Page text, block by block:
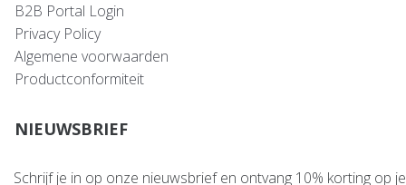
B2B Portal Login
Privacy Policy
Algemene voorwaarden
Productconformiteit
NIEUWSBRIEF
Schrijf je in op onze nieuwsbrief en ontvang 10% korting op je